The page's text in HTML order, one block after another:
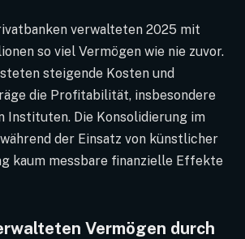
verwalteten 2025 mit
so viel Vermögen wie nie zuvor.
steigende Kosten und
die Profitabilität, insbesondere
Instituten. Die Konsolidierung im
der Einsatz von künstlicher
kaum messbare finanzielle Effekte
Vermögen durch